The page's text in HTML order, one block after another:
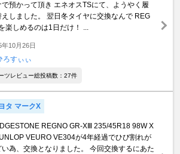
で預かって頂き エネオスTSにて、ようやく履
えしました。 翌日冬タイヤに交換なんで REG
楽しめるのは1日だけ！ ...
年10月26日
ろすぃぃ
ツレビュー総投稿数：27件
ヨタ マークX
REGNO GR-XⅢ 235/45R18 98W X
VEURO VE304が4年経過でひび割れが
い為、交換となりました。 今回交換するにあた